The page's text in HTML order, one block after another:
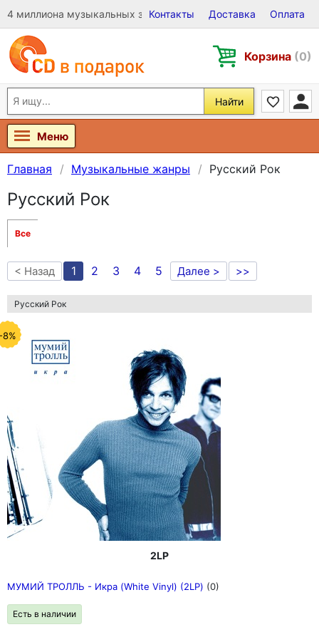
4 миллиона музыкальных записей на Виниле, CD и DVD
Контакты Доставка Оплата
Корзина (0)
Найти
Меню
Главная Музыкальные жанры Русский Рок
Русский Рок
Все
< Назад 1 2 3 4 5 Далее > >>
Русский Рок
8%
2LP
МУМИЙ ТРОЛЛЬ - Икра (White Vinyl) (2LP) (0)
Есть в наличии